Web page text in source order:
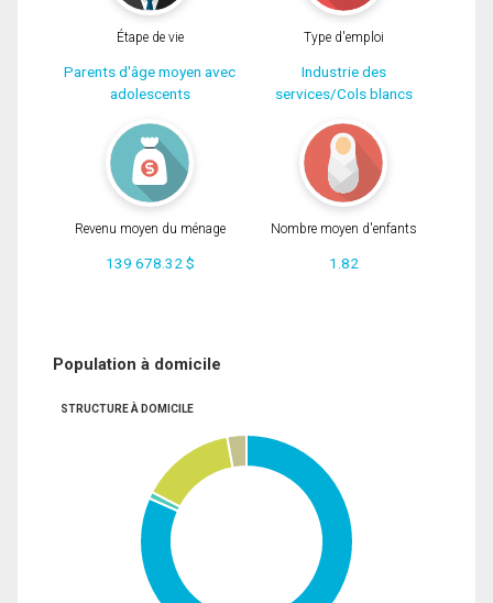
Étape de vie
Parents d'âge moyen avec
adolescents
Type d'emploi
Industrie des
services/Cols blancs
Revenu moyen du ménage
139 678.32 $
Nombre moyen d'enfants
1.82
Population à domicile
STRUCTURE À DOMICILE